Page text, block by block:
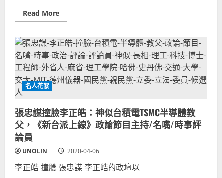
章
轉
貼
Read MoreRead
more
石
號-
海
軍
敦
睦
艦
肺
炎
軍
艦
確
國
民
名人花絮
張忠謀撞臉李正皓：神似台積電TSMC半導體教
父，《新台派上線》政論節目主持/名嘴/時事評
論員
UNOLIN 2020-04-06
李正皓 撞臉 張忠謀 李正皓的政壇以